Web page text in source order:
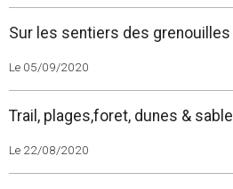
Sur les sentiers des grenouilles
Le 05/09/2020
Trail, plages,foret, dunes & sable
Le 22/08/2020